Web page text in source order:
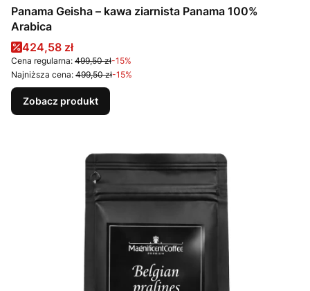
Panama Geisha – kawa ziarnista Panama 100%
Arabica
Cena promocyjna
424,58 zł
Cena regularna: 499,50 zł-15%
Najniższa cena: 499,50 zł-15%
Zobacz produkt